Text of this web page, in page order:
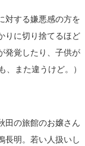
対する嫌悪感の方を
りに切り捨てるほど
発覚したり、子供が
また違うけど。）
田の旅館のお嬢さん
長明。若い人扱いし